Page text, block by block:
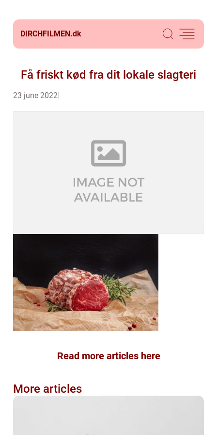
DIRCHFILMEN.dk
Få friskt kød fra dit lokale slagteri
23 june 2022
Read more articles here
More articles